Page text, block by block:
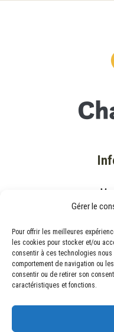
Gérer le
Pour offrir les meilleures
les cookies pour stocker et/ou
consentir à ces technologies
comportement de navigation ou
consentir ou de retirer son
caractéristiques et fonctions.
À
La Société